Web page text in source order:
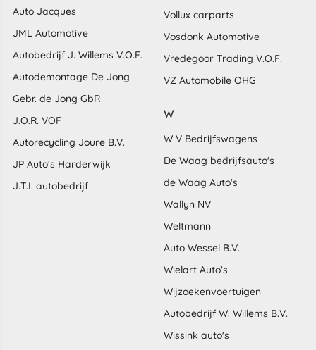
Auto Jacques
JML Automotive
Autobedrijf J. Willems V.O.F.
Autodemontage De Jong
Gebr. de Jong GbR
J.O.R. VOF
Autorecycling Joure B.V.
JP Auto's Harderwijk
J.T.I. autobedrijf
Vollux carparts
Vosdonk Automotive
Vredegoor Trading V.O.F.
VZ Automobile OHG
W
W V Bedrijfswagens
De Waag bedrijfsauto's
de Waag Auto's
Wallyn NV
Weltmann
Auto Wessel B.V.
Wielart Auto's
Wijzoekenvoertuigen
Autobedrijf W. Willems B.V.
Wissink auto's